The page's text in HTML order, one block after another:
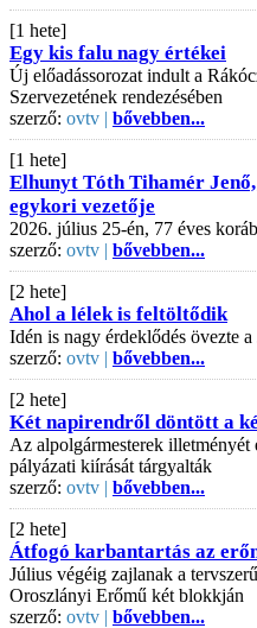
[1 hete]
Egy kis falu nagy értékei
Új előadássorozat indult a
Szervezetének rendezésében
szerző: ovtv | bővebben...
[1 hete]
Elhunyt Tóth Tihamér
egykori vezetője
2026. július 25-én, 77 éves
szerző: ovtv | bővebben...
[2 hete]
Ahol a lélek is feltöltődik
Idén is nagy érdeklődés övezte
szerző: ovtv | bővebben...
[2 hete]
Két napirendről döntött a
Az alpolgármesterek
pályázati kiírását tárgyalták
szerző: ovtv | bővebben...
[2 hete]
Átfogó karbantartás az
Július végéig zajlanak a
Oroszlányi Erőmű két blokkján
szerző: ovtv | bővebben...